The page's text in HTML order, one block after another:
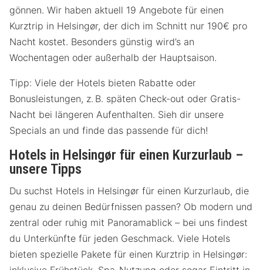
gönnen. Wir haben aktuell 19 Angebote für einen
Kurztrip in Helsingør, der dich im Schnitt nur 190€ pro
Nacht kostet. Besonders günstig wird’s an
Wochentagen oder außerhalb der Hauptsaison.
Tipp: Viele der Hotels bieten Rabatte oder
Bonusleistungen, z. B. späten Check-out oder Gratis-
Nacht bei längeren Aufenthalten. Sieh dir unsere
Specials an und finde das passende für dich!
Hotels in Helsingør für einen Kurzurlaub –
unsere Tipps
Du suchst Hotels in Helsingør für einen Kurzurlaub, die
genau zu deinen Bedürfnissen passen? Ob modern und
zentral oder ruhig mit Panoramablick – bei uns findest
du Unterkünfte für jeden Geschmack. Viele Hotels
bieten spezielle Pakete für einen Kurztrip in Helsingør: